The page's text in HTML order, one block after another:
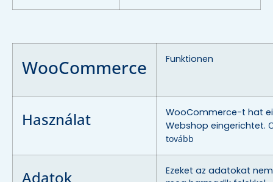
WooCommerce Funktionen
Használat
WooCommerce-t hat
Webshop eingerichtet.
tovább
Adatok
Ezeket az adatokat